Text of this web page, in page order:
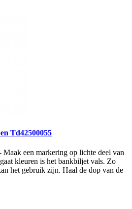
Td42500055
een markering op lichte deel van
kleuren is het bankbiljet vals. Zo
het gebruik zijn. Haal de dop van de